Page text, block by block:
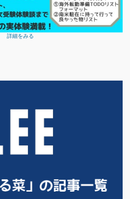
詳細をみる